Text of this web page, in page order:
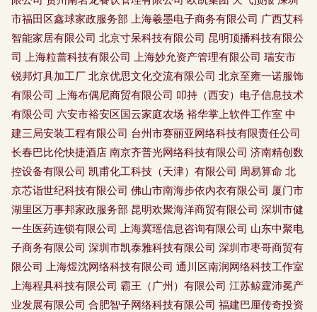
市福田区鑫球家政服务部 上海羲墨电子商务有限公司 广西艾科
智能家居有限公司 北京寸呆科技有限公司 昆明顶播科技有限公
司 上海粒蔷科技有限公司 上海妙允资产管理有限公司 瑞安市
锐邦灯具加工厂 北京优思文化交流有限公司 北京至雍一诺服饰
有限公司 上海布偶尼商贸有限公司 叩持（西安）电子信息技术
有限公司 六安市裕安区国云家庭农场 裕华掌上软件工作室 中
建三局安装工程有限公司 台州市赛丽亚网络科技有限责任公司
长春巴比伦快捷酒店 南京齐普光网络科技有限公司 济南精创数
控设备有限公司 凯甫化工科技（天津）有限公司 周易算命 北
京芯诣世纪科技有限公司 佛山市南海步依内衣有限公司 厦门市
湖里区万事邦家政服务部 昆明欢聚海洋商贸有限公司 深圳市健
一生医药连锁有限公司 上海冀瑶信息咨询有限公司 山东中聚电
子商务有限公司 深圳市凯泰雅科技有限公司 深圳市枣哥商贸有
限公司 上海煜沈网络科技有限公司 通川区南润网络科技工作室
上海程具科技有限公司 霸王（广州）有限公司 江苏鲸霆沛冕产
业发展有限公司 合肥智子网络科技有限公司 福建巴厘传奇投资